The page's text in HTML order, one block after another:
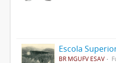
BR MGUFV ESAV